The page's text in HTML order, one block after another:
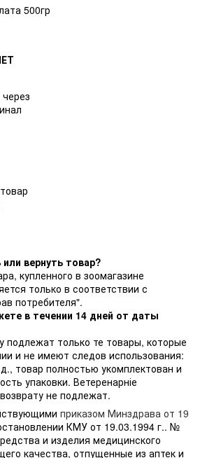
500гр
вернуть товар?
купленного в зоомагазине
только в соответствии с
потребителя".
в течении 14 дней от даты
подлежат только те товары, которые
и не имеют следов использования:
товар полностью укомплектован и
упаковки. Ветеренарніе
не подлежат.
приказом Минздрава от 19
КМУ от 19.03.1994 г.. №
и изделия медицинского
качества, отпущенные из аптек и